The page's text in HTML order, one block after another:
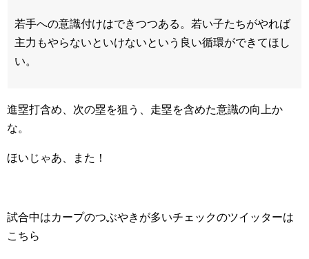
若手への意識付けはできつつある。若い子たちがやれば
主力もやらないといけないという良い循環ができてほし
い。
進塁打含め、次の塁を狙う、走塁を含めた意識の向上か
な。
ほいじゃあ、また！
試合中はカープのつぶやきが多いチェックのツイッターは
こちら